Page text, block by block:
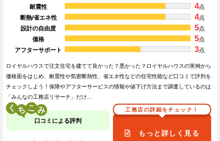
耐震性 4点
断熱/省エネ性
4点
設計の自由度
5点
価格
5点
アフターサポート
3点
ロイヤルハウスで注文住宅を建てて良かった？悪かった？ロイヤルハウスの実例から
価格面をはじめ、耐震性や気密断熱性、省エネ性などの住宅性能など口コミで評判を
チェックしよう！保障やアフターサービスの情報や値下げ方法まで調査しているのは
「みんなの工務店リサーチ」だけ…
く こ
口コミによる評判
工務店の詳細をチェック！
もっと詳しく見る